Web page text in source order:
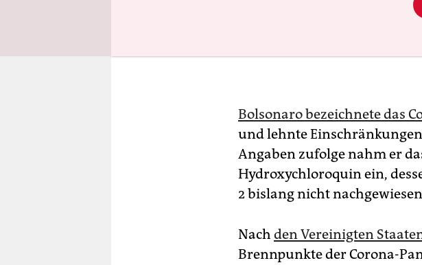
Bolsonaro bezeichnete das
und lehnte
Angaben zufolge nahm er
Hydroxychloroquin ein,
2 bislang nicht
Nach den Vereinigten
Brennpunkte der Corona-